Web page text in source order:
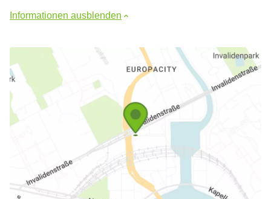
Informationen ausblenden